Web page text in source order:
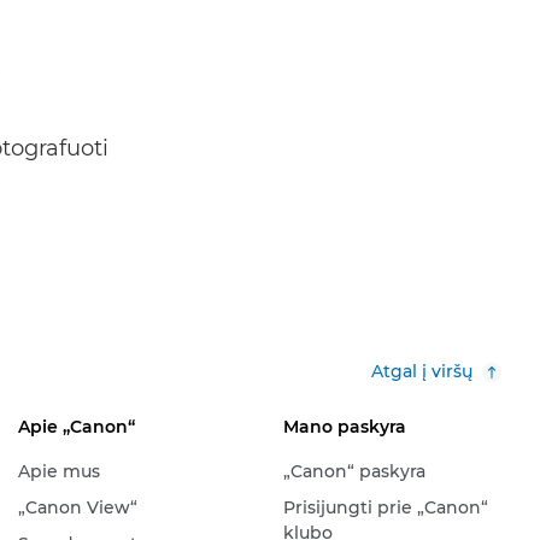
Atgal į viršų
Apie „Canon“
Apie mus
„Canon View“
Mano paskyra
„Canon“ paskyra
Prisijungti prie „Canon“
klubo